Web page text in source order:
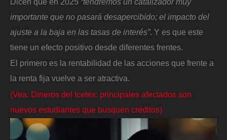
importante que no pasará desapercibido; el impacto del
ajuste a la baja en las tasas de interés”. Y es que este
tiene un efecto positivo desde diferentes frentes.
El primero es la rentabilidad de las acciones que frente a
la renta fija vuelve a ser atractiva.
(Vea: Dineros del Icetex: principales afectados son
nuevos estudiantes que busquen créditos)